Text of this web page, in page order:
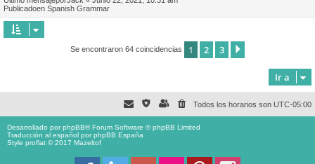
Publicadoen Spanish Grammar
Se encontraron 64 coincidencias 1 2 3
Ir a
Todos los horarios son UTC-05:00
Desarrollado porphpBB® Forum Software © phpBB Limited
Traducción al español porphpBB España
Style proflat © 2017 Mazeltof